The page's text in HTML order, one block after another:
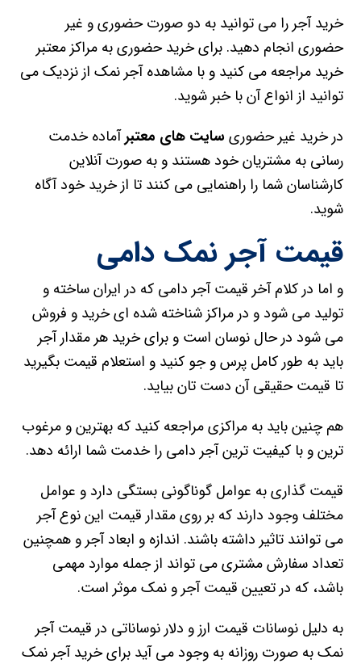
خرید آجر را می توانید به دو صورت حضوری و غیر
حضوری انجام دهید. برای خرید حضوری به مراکز معتبر
خرید مراجعه می کنید و با مشاهده آجر نمک از نزدیک می
‌توانید از انواع آن با خبر شوید.
در خرید غیر حضوری سایت های معتبرآماده خدمت
رسانی به مشتریان خود هستند و به صورت آنلاین
کارشناسان شما را راهنمایی می کنند تا از خرید خود آگاه
شوید.
قیمت آجر نمک دامی
و اما در کلام آخر قیمت آجر دامی که در ایران ساخته و
تولید می شود و در مراکز شناخته شده ای خرید و فروش
می شود در حال نوسان است و برای خرید هر مقدار آجر
باید به طور کامل پرس و جو کنید و استعلام قیمت بگیرید
تا قیمت حقیقی آن دست تان بیاید.
هم چنین باید به مراکزی مراجعه کنید که بهترین و مرغوب
ترین و با کیفیت ترین آجر دامی را خدمت شما ارائه دهد.
قیمت گذاری به عوامل گوناگونی بستگی دارد و عوامل
مختلف وجود دارند که بر روی مقدار قیمت این نوع آجر
می توانند تاثیر داشته باشند. اندازه و ابعاد آجر و همچنین
تعداد سفارش مشتری می تواند از جمله موارد مهمی
باشد، که در تعیین قیمت آجر و نمک موثر است.
به دلیل نوسانات قیمت ارز و دلار نوساناتی در قیمت آجر
نمک به صورت روزانه به وجود می آید ‌برای خرید آجر نمک